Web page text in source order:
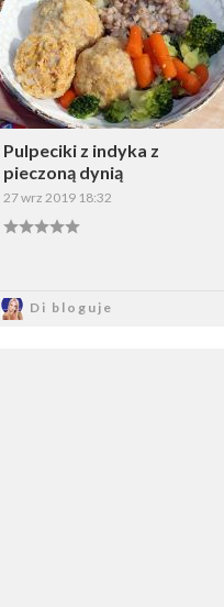
Pulpeciki z indyka z
pieczoną dynią
27 wrz 2019 18:32
Di bloguje
Wybierz listę: